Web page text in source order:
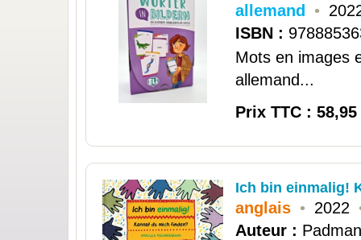
allemand •
ISBN :
Mots en images
allemand...
Prix TTC : 58,95
Ich bin einmalig!
anglais • 2022
Auteur :